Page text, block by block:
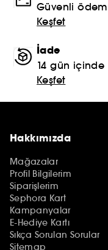
Güvenli
Keşfet
İade
14 gün
Keşfet
Hakkımızda
Mağazalar
Profil Bilgilerim
Siparişlerim
Sephora Kart
Kampanyalar
E-Hediye Kartı
Sıkça Sorulan Sorular
Sitemap